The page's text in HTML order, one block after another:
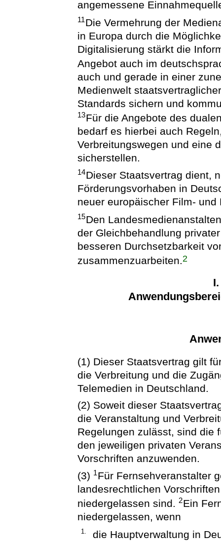
angemessene
11Die Vermehrung der
in Europa durch die
Digitalisierung stärkt die
Angebot auch im
auch und gerade in einer
Medienwelt
Standards sichern und
13Für die Angebote des
bedarf es hierbei auch
Verbreitungswegen und eine
sicherstellen.
14Dieser Staatsvertrag dient,
Förderungsvorhaben in
neuer europäischer Film-
15Den
der Gleichbehandlung
besseren Durchsetzbarkeit
zusammenzuarbeiten.2
(1) Dieser Staatsvertrag gilt
die Verbreitung und die
Telemedien in Deutschland.
(2) Soweit dieser
die Veranstaltung und
Regelungen zulässt, sind die
den jeweiligen privaten
Vorschriften anzuwenden.
(3) 1Für Fernsehveranstalter
landesrechtlichen
niedergelassen sind.2Ein
niedergelassen, wenn
1.
die Hauptverwaltung in